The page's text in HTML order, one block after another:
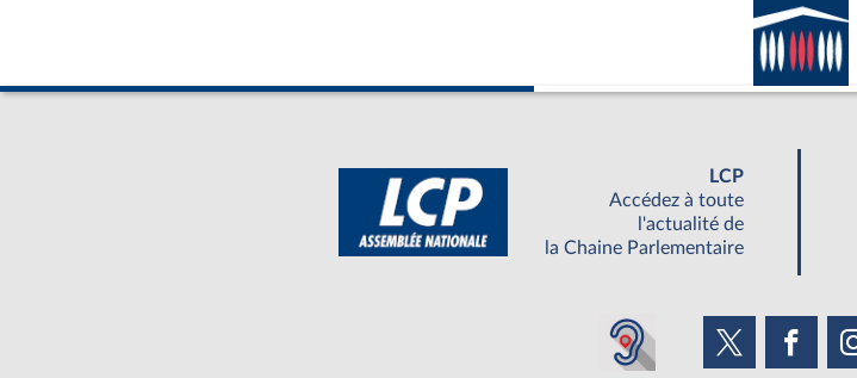
LCP
Accédez à toute
l'actualité de
la Chaine Parlementaire